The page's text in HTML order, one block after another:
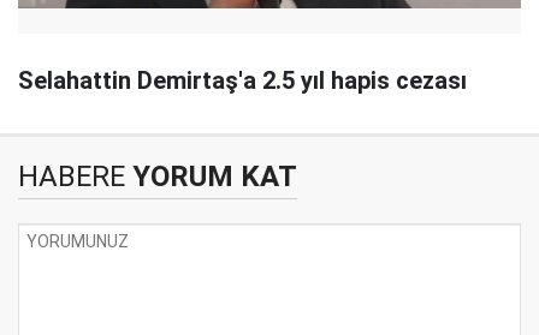
Selahattin Demirtaş'a 2.5 yıl hapis cezası
HABERE YORUM KAT